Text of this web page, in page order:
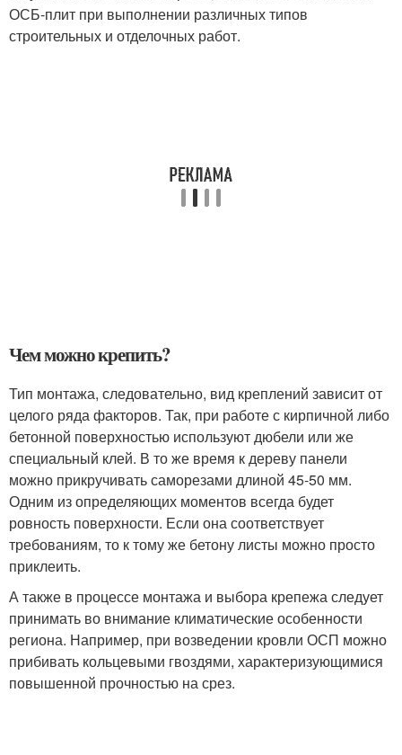
ОСБ-плит при выполнении различных типов
строительных и отделочных работ.
Чем можно крепить?
Тип монтажа, следовательно, вид креплений зависит от
целого ряда факторов. Так, при работе с кирпичной либо
бетонной поверхностью используют дюбели или же
специальный клей. В то же время к дереву панели
можно прикручивать саморезами длиной 45-50 мм.
Одним из определяющих моментов всегда будет
ровность поверхности. Если она соответствует
требованиям, то к тому же бетону листы можно просто
приклеить.
А также в процессе монтажа и выбора крепежа следует
принимать во внимание климатические особенности
региона. Например, при возведении кровли ОСП можно
прибивать кольцевыми гвоздями, характеризующимися
повышенной прочностью на срез.